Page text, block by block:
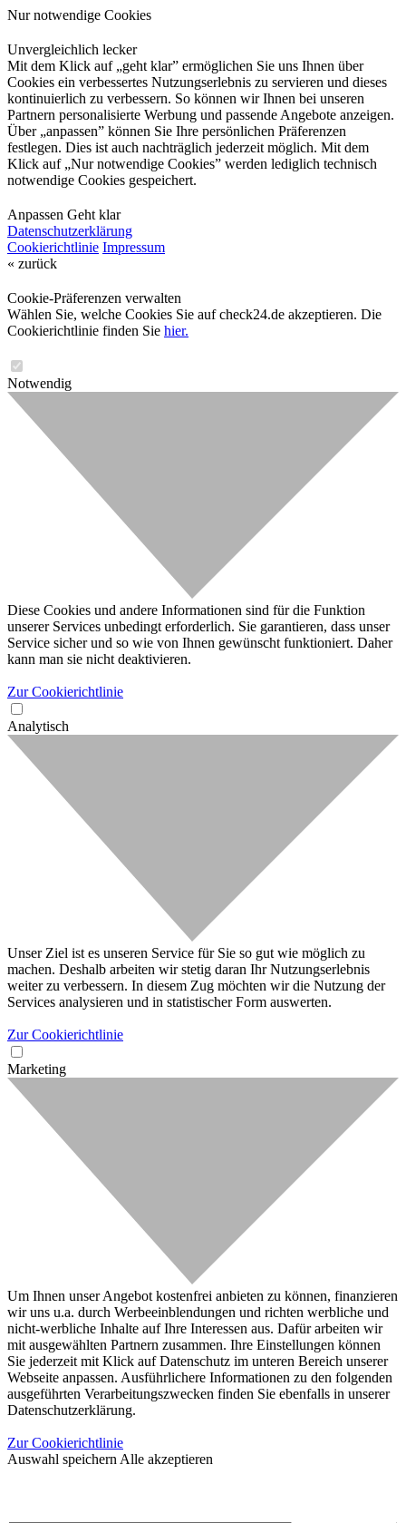
Nur notwendige Cookies
Unvergleichlich lecker
Mit dem Klick auf „geht klar” ermöglichen Sie uns Ihnen über
Cookies ein verbessertes Nutzungserlebnis zu servieren und dieses
kontinuierlich zu verbessern. So können wir Ihnen bei unseren
Partnern personalisierte Werbung und passende Angebote anzeigen.
Über „anpassen” können Sie Ihre persönlichen Präferenzen
festlegen. Dies ist auch nachträglich jederzeit möglich. Mit dem
Klick auf „Nur notwendige Cookies” werden lediglich technisch
notwendige Cookies gespeichert.
Anpassen Geht klar
Datenschutzerklärung
Cookierichtlinie Impressum
« zurück
Cookie-Präferenzen verwalten
Wählen Sie, welche Cookies Sie auf check24.de akzeptieren. Die
Cookierichtlinie finden Sie hier.
Notwendig
Diese Cookies und andere Informationen sind für die Funktion
unserer Services unbedingt erforderlich. Sie garantieren, dass unser
Service sicher und so wie von Ihnen gewünscht funktioniert. Daher
kann man sie nicht deaktivieren.
Zur Cookierichtlinie
Analytisch
Unser Ziel ist es unseren Service für Sie so gut wie möglich zu
machen. Deshalb arbeiten wir stetig daran Ihr Nutzungserlebnis
weiter zu verbessern. In diesem Zug möchten wir die Nutzung der
Services analysieren und in statistischer Form auswerten.
Zur Cookierichtlinie
Marketing
Um Ihnen unser Angebot kostenfrei anbieten zu können, finanzieren
wir uns u.a. durch Werbeeinblendungen und richten werbliche und
nicht-werbliche Inhalte auf Ihre Interessen aus. Dafür arbeiten wir
mit ausgewählten Partnern zusammen. Ihre Einstellungen können
Sie jederzeit mit Klick auf Datenschutz im unteren Bereich unserer
Webseite anpassen. Ausführlichere Informationen zu den folgenden
ausgeführten Verarbeitungszwecken finden Sie ebenfalls in unserer
Datenschutzerklärung.
Zur Cookierichtlinie
Auswahl speichern Alle akzeptieren